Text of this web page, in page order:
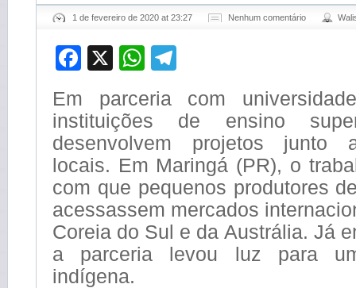
1 de fevereiro de 2020 at 23:27 Nenhum comentário
Facebook
X WhatsApp
Em parceria com
instituições de ensino
desenvolvem projetos junto
locais. Em Maringá (PR), o
com que pequenos produtores
acessassem mercados
Coreia do Sul e da Austrália. Já
a parceria levou luz para
indígena.